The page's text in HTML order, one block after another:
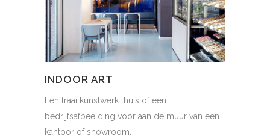
INDOOR ART
Een fraai kunstwerk thuis of een
bedrijfsafbeelding voor aan de muur van een
kantoor of showroom.